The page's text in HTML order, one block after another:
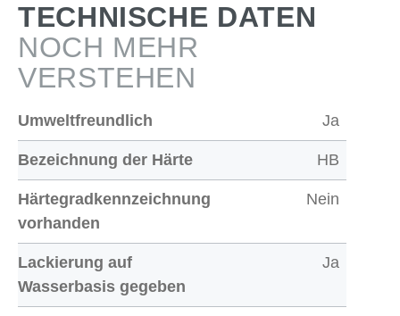
TECHNISCHE DATEN
NOCH MEHR
VERSTEHEN
Umweltfreundlich Ja
Bezeichnung der Härte HB
Härtegradkennzeichnung
vorhanden
Nein
Lackierung auf
Wasserbasis gegeben
Ja